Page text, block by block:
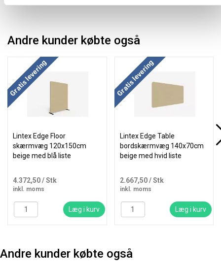
Andre kunder købte også
Køb mere og spar
Gratis levering
Lintex Edge Floor
skærmvæg 120x150cm
beige med blå liste
4.372,50/ Stk
inkl. moms
Læg i kurv
Køb mere og spar
Gratis levering
Lintex Edge Table
bordskærmvæg 140x70cm
beige med hvid liste
2.667,50/ Stk
inkl. moms
Læg i kurv
Andre kunder købte også